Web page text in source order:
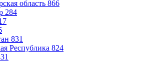
область 866
284
831
Республика 824